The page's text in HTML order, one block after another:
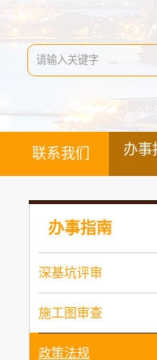
联系我们 办事
办事指南
深基坑评审
施工图审查
政策法规